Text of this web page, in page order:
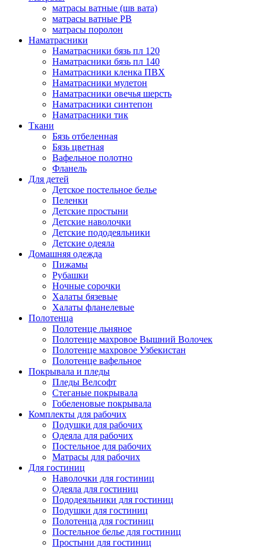
матрасы ватные (шв вата)
матрасы ватные РВ
матрасы поролон
Наматрасники
Наматрасники бязь пл 120
Наматрасники бязь пл 140
Наматрасники кленка ПВХ
Наматрасники мулетон
Наматрасники овечья шерсть
Наматрасники синтепон
Наматрасники тик
Ткани
Бязь отбеленная
Бязь цветная
Вафельное полотно
Фланель
Для детей
Детское постельное белье
Пеленки
Детские простыни
Детские наволочки
Детские пододеяльники
Детские одеяла
Домашняя одежда
Пижамы
Рубашки
Ночные сорочки
Халаты бязевые
Халаты фланелевые
Полотенца
Полотенце льняное
Полотенце махровое Вышний Волочек
Полотенце махровое Узбекистан
Полотенце вафельное
Покрывала и пледы
Пледы Велсофт
Стеганые покрывала
Гобеленовые покрывала
Комплекты для рабочих
Подушки для рабочих
Одеяла для рабочих
Постельное для рабочих
Матрасы для рабочих
Для гостиниц
Наволочки для гостиниц
Одеяла для гостиниц
Пододеяльники для гостиниц
Подушки для гостиниц
Полотенца для гостиниц
Постельное белье для гостиниц
Простыни для гостиниц